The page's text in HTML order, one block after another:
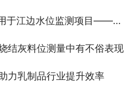
号角天线 + 太阳能供电的户外稳定监测实践
结灰料位测量中有不俗表现
力乳制品行业提升效率